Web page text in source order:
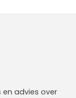
advies over